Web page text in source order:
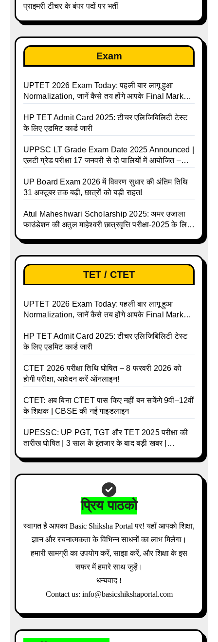
प्राइमरी टीचर के बंपर पदों पर भर्ती
Exam
UPTET 2026 Exam Today: पहली बार लागू हुआ
Normalization, जानें कैसे तय होंगे आपके Final Marks
HP TET Admit Card 2025: टीचर एलिजिबिलिटी टेस्ट
के लिए एडमिट कार्ड जारी
UPPSC LT Grade Exam Date 2025 Announced |
एलटी ग्रेड परीक्षा 17 जनवरी से दो पालियों में आयोजित –
UP Board Exam 2026 में विवरण सुधार की अंतिम तिथि
31 अक्टूबर तक बढ़ी, छात्रों को बड़ी राहत!
Atul Maheshwari Scholarship 2025: अमर उजाला
फाउंडेशन की अतुल माहेश्वरी छात्रवृत्ति परीक्षा-2025 के लिए
TET / CTET
UPTET 2026 Exam Today: पहली बार लागू हुआ
Normalization, जानें कैसे तय होंगे आपके Final Marks
HP TET Admit Card 2025: टीचर एलिजिबिलिटी टेस्ट
के लिए एडमिट कार्ड जारी
CTET 2026 परीक्षा तिथि घोषित – 8 फरवरी 2026 को
होगी परीक्षा, आवेदन करें ऑनलाइन!
CTET: अब बिना CTET पास किए नहीं बन सकेंगे 9वीं–12वीं
के शिक्षक | CBSE की नई गाइडलाइन
UPESSC: UP PGT, TGT और TET 2025 परीक्षा की
तारीख घोषित | 3 साल के इंतजार के बाद बड़ी खबर |
प्रिय पाठको
स्वागत है आपका Basic Shiksha Portal पर! यहाँ आपको शिक्षा,
ज्ञान और रचनात्मकता के विभिन्न साधनों का लाभ मिलेगा।
हमारी सामग्री का उपयोग करें, साझा करें, और शिक्षा के इस
सफर में हमारे साथ जुड़ें।
धन्यवाद !
Contact us: info@basicshikshaportal.com